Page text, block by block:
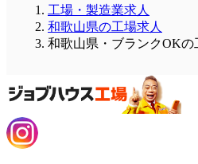
工場・製造業求人
和歌山県の工場求人
和歌山県・ブランクOKの